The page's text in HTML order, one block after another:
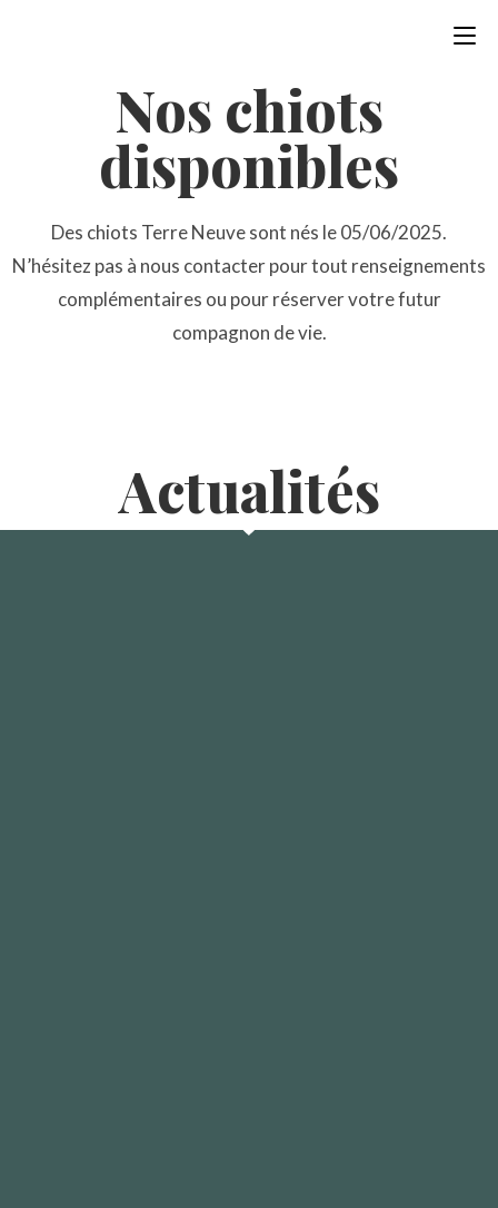
Nos chiots
disponibles
Des chiots Terre Neuve sont nés le 05/06/2025.
N’hésitez pas à nous contacter pour tout renseignements
complémentaires ou pour réserver votre futur
compagnon de vie.
Actualités